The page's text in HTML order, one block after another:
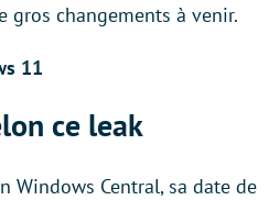
gros changements à venir.
11
ce leak
Windows Central, sa date de